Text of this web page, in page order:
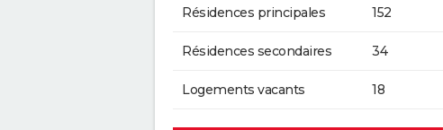
Résidences principales 152
Résidences secondaires 34
Logements vacants 18